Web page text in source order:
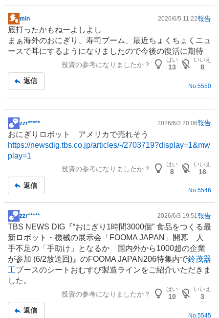
掲
示
板
min 2026/6/5 11:22報告
底打ったかもねーよしよし
まぁ海外のおにぎり、寿司ブーム、最近ちょくちょくニュ
ースで耳にするようになりましたので今後の復活に期待
投資の参考になりましたか？
はい
13
いいえ
8
返信
No. 5550
掲
示
板
記
zzr***** 2026/6/3 20:06報告
おにぎり ロボット
アメリカで売れそう
https://newsdig.tbs.co.jp/articles/-/2703719?display=1&mw
play=1
投資の参考になりましたか？
はい
8
いいえ
16
返信
No.5546
掲
示
板
記
事
zzr***** 2026/6/3 19:51報告
TBS NEWS DIG『“おにぎり1時間3000個” 食品をつくる最
新ロボット ・ 機械の展示会「FOOMA JAPAN」開幕 人
手不足の「手助け」となるか 国内外から1000超の企業
が参加 (6/2放送回)』のFOOMA JAPAN206特集内で鈴茂器
工ブースのシートおむすび製造ラインをご紹介いただきま
した。
投資の参考になりましたか？
はい
10
いいえ
3
返信
No. 5545